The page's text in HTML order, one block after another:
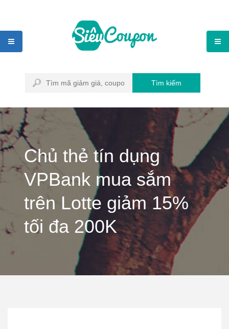
Tìm kiếm
Chủ thẻ tín dụng
VPBank mua sắm
trên Lotte giảm 15%
tối đa 200K